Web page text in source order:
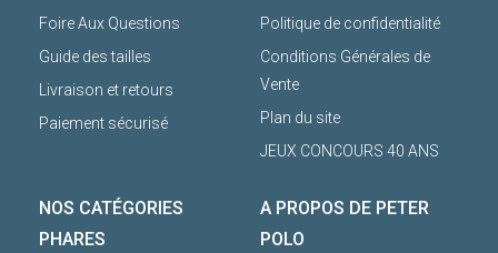
Foire Aux Questions
Guide des tailles
Livraison et retours
Paiement sécurisé
Politique de confidentialité
Conditions Générales de
Vente
Plan du site
JEUX CONCOURS 40 ANS
NOS CATÉGORIES
PHARES
A PROPOS DE PETER
POLO